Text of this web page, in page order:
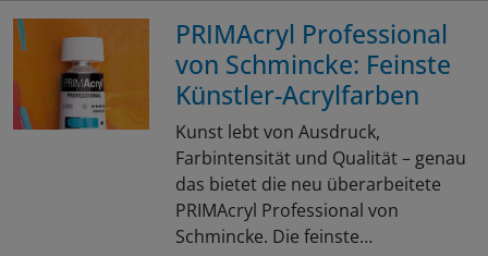
PRIMAcryl Professional
von Schmincke: Feinste
Künstler-Acrylfarben
Kunst lebt von Ausdruck,
Farbintensität und Qualität – genau
das bietet die neu überarbeitete
PRIMAcryl Professional von
Schmincke. Die feinste…